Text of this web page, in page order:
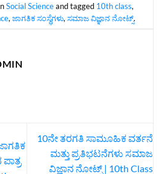
Social Scienceand tagged 10th class,
, ಜಾಗತಿಕ ಸಂಸ್ಥೆಗಳು, ಸಮಾಜ ವಿಜ್ಞಾನ ನೋಟ್ಸ್‌.
10ನೇ ತರಗತಿ ಸಾಮೂಹಿಕ ವರ್ತನೆ
ಮತ್ತು ಪ್ರತಿಭಟನೆಗಳು ಸಮಾಜ
ವಿಜ್ಞಾನ ನೋಟ್ಸ್‌ | 10th Class